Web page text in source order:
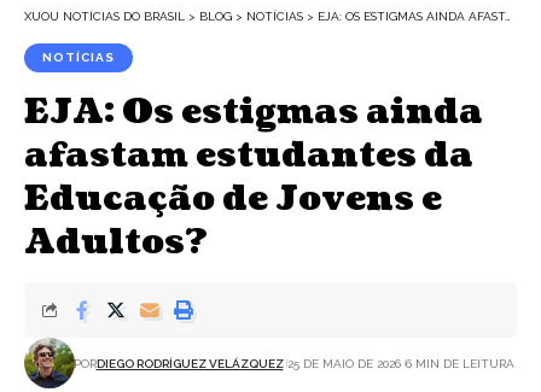
XUOU NOTÍCIAS DO BRASIL > BLOG > NOTÍCIAS > EJA: OS ESTIGMAS AINDA AFASTAM ESTUDANTES DA EDUCAÇÃO DE JOVENS E ADULTOS?
NOTÍCIAS
EJA: Os estigmas ainda
afastam estudantes da
Educação de Jovens e
Adultos?
PORDIEGO RODRÍGUEZ VELÁZQUEZ 25 DE MAIO DE 2026 6 MIN DE LEITURA